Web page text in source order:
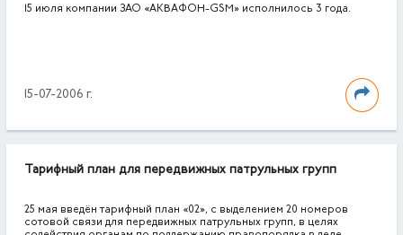
15 июля компании ЗАО «АКВАФОН-GSM» исполнилось 3 года.
15-07-2006 г.
Тарифный план для передвижных патрульных групп
25 мая введён тарифный план «02», с выделением 20 номеров
сотовой связи для передвижных патрульных групп, в целях